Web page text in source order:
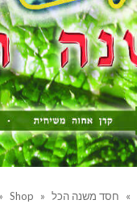
» Shop » » חסד משנה הכל